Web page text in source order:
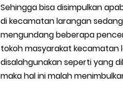
Cara Menggunakan Paket
5 Cara Top Up InDriver dengan
5 Biaya Potongan Shopee
10 Cara Jitu Autobid Untuk
Sehingga bisa disimpulkan
di kecamatan larangan
mengundang beberapa
tokoh masyarakat kecamatan
disalahgunakan seperti yang
maka hal ini malah